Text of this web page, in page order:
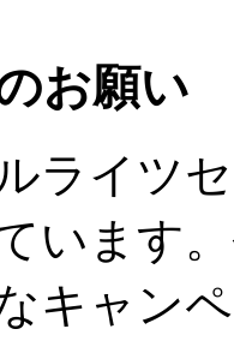
お願い
ライツ
います
キャン